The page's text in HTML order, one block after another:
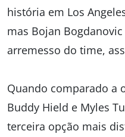
história em Los
mas Bojan
arremesso do time,
Quando comparado a
Buddy Hield e Myles
terceira opção mais